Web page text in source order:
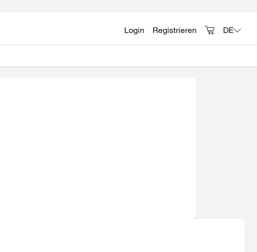
Login Registrieren DE